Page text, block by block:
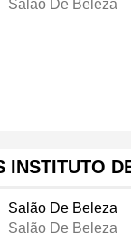
Salão De Beleza
INSTITUTO
Salão De Beleza
Salão De Beleza